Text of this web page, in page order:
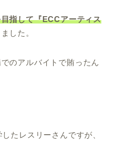
指して『ECCアーティス
した。
のアルバイトで賄ったん
たレスリーさんですが、